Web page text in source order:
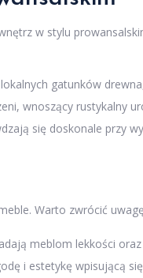
w stylu
gatunków
wnoszący rustykalny
się doskonale przy
Warto zwrócić
meblom lekkości
i estetykę wpisującą